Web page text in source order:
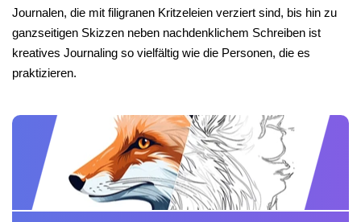
Journalen, die mit filigranen Kritzeleien verziert sind, bis hin zu
ganzseitigen Skizzen neben nachdenklichem Schreiben ist
kreatives Journaling so vielfältig wie die Personen, die es
praktizieren.